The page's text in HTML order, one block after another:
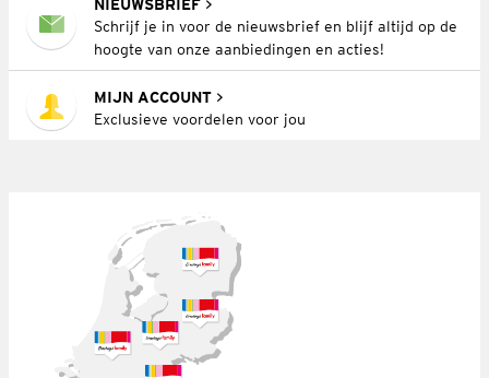
NIEUWSBRIEF
Schrijf je in voor de nieuwsbrief en blijf altijd op de
hoogte van onze aanbiedingen en acties!
MIJN ACCOUNT
Exclusieve voordelen voor jou